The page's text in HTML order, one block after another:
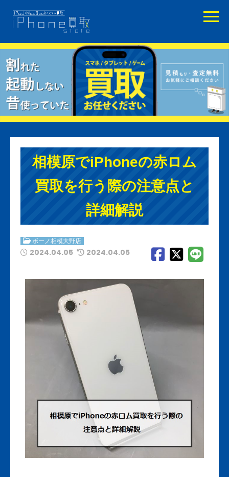
相模原でiPhoneの赤ロム
買取を行う際の注意点と
詳細解説
ボーノ相模大野店
2024.04.05 2024.04.05